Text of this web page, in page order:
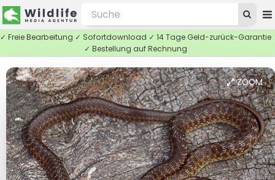
✓ Freie Bearbeitung ✓ Sofortdownload ✓ 14 Tage Geld-zurück-Garantie
✓ Bestellung auf Rechnung
ZOOM